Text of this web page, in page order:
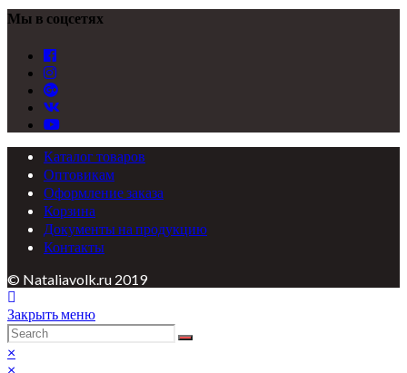
Мы в соцсетях
Каталог товаров
Оптовикам
Оформление заказа
Корзина
Документы на продукцию
Контакты
© Nataliavolk.ru 2019
Закрыть меню
×
×